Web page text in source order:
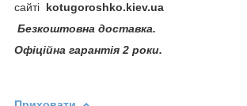
сайті kotugoroshko.kiev.ua
Безкоштовна доставка.
Офіційна гарантія 2 роки.